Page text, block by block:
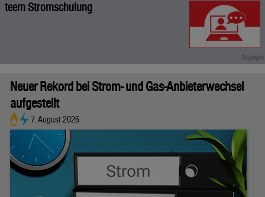
teem Stromschulung
Neuer Rekord bei Strom- und Gas-Anbieterwechsel
aufgestellt
7. August 2026